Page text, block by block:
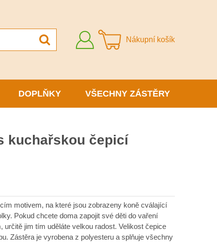
Přihlásit
se
Nákupní košík
DOPLŇKY VŠECHNY ZÁSTĚRY
kuchařskou čepicí
motivem, na které jsou zobrazeny koně cválající
Pokud chcete doma zapojit své děti do vaření
určitě jim tím uděláte velkou radost. Velikost čepice
Zástěra je vyrobena z polyesteru a splňuje všechny